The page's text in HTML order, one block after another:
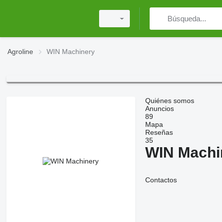
Agroline WIN Machinery
Quiénes somos
Anuncios
89
Mapa
Reseñas
35
WIN
Contactos